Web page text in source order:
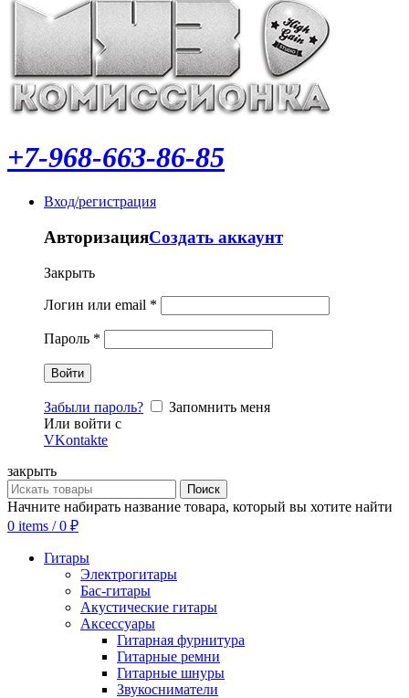
+7-968-663-86-85
Вход/регистрация
АвторизацияСоздать аккаунт
Закрыть
Логин или email *
Пароль *
Забыли пароль?
Запомнить меня
Или войти с
VKontakte
закрыть
Поиск
Начните набирать название товара, который вы хотите найти
0 items / 0 ₽
Гитары
Электрогитары
Бас-гитары
Акустические гитары
Аксессуары
Гитарная фурнитура
Гитарные ремни
Гитарные шнуры
Звукосниматели